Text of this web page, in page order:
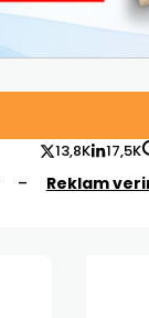
– Reklam
13,8K 17,5K